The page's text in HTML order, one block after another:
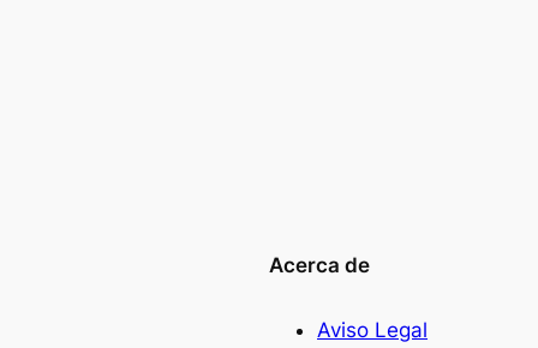
Acerca de
Aviso Legal